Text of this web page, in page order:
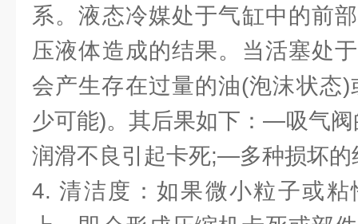
系。液态冷媒处于气缸中的前
压液体造成的结果。当活塞处
会产生存在过量的油(泡沫状态
少可能)。其后果如下：—吸气
润滑不良引起卡死;—多种损坏的
4. 清洁度：如果微小粒子或